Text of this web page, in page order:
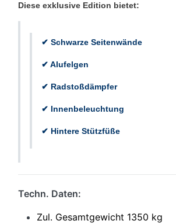
Diese exklusive Edition bietet:
✔ Schwarze Seitenwände
✔ Alufelgen
✔ Radstoßdämpfer
✔ Innenbeleuchtung
✔ Hintere Stützfüße
Techn. Daten:
Zul. Gesamtgewicht 1350 kg